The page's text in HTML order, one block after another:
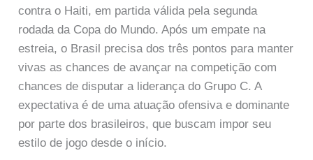
contra o Haiti, em partida válida pela segunda
rodada da Copa do Mundo. Após um empate na
estreia, o Brasil precisa dos três pontos para manter
vivas as chances de avançar na competição com
chances de disputar a liderança do Grupo C. A
expectativa é de uma atuação ofensiva e dominante
por parte dos brasileiros, que buscam impor seu
estilo de jogo desde o início.